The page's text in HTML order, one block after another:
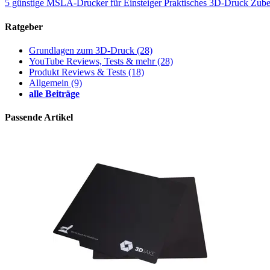
5 günstige MSLA-Drucker für Einsteiger Praktisches 3D-Druck
Ratgeber
Grundlagen zum 3D-Druck (28)
YouTube Reviews, Tests & mehr(28)
Produkt Reviews & Tests (18)
Allgemein (9)
alle Beiträge
Passende Artikel